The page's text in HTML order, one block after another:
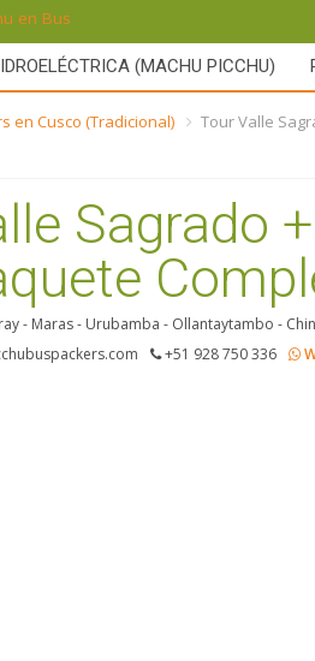
(MACHU PICCHU)
en Cusco (Tradicional)
Tour Valle
Sagrado
- Maras - Urubamba - Ollantaytambo -
+51 928 750 336